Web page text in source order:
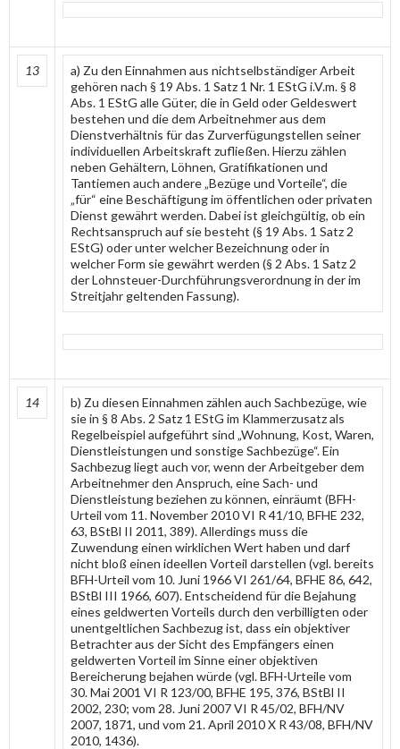
13
a) Zu den Einnahmen aus nichtselbständiger Arbeit
gehören nach § 19 Abs. 1 Satz 1 Nr. 1 EStG i.V.m. § 8
Abs. 1 EStG alle Güter, die in Geld oder Geldeswert
bestehen und die dem Arbeitnehmer aus dem
Dienstverhältnis für das Zurverfügungstellen seiner
individuellen Arbeitskraft zufließen. Hierzu zählen
neben Gehältern, Löhnen, Gratifikationen und
Tantiemen auch andere „Bezüge und Vorteile“, die
„für“ eine Beschäftigung im öffentlichen oder privaten
Dienst gewährt werden. Dabei ist gleichgültig, ob ein
Rechtsanspruch auf sie besteht (§ 19 Abs. 1 Satz 2
EStG) oder unter welcher Bezeichnung oder in
welcher Form sie gewährt werden (§ 2 Abs. 1 Satz 2
der Lohnsteuer-Durchführungsverordnung in der im
Streitjahr geltenden Fassung).
14
b) Zu diesen Einnahmen zählen auch Sachbezüge, wie
sie in § 8 Abs. 2 Satz 1 EStG im Klammerzusatz als
Regelbeispiel aufgeführt sind „Wohnung, Kost, Waren,
Dienstleistungen und sonstige Sachbezüge“. Ein
Sachbezug liegt auch vor, wenn der Arbeitgeber dem
Arbeitnehmer den Anspruch, eine Sach- und
Dienstleistung beziehen zu können, einräumt (BFH-
Urteil vom 11. November 2010 VI R 41/10, BFHE 232,
63, BStBl II 2011, 389). Allerdings muss die
Zuwendung einen wirklichen Wert haben und darf
nicht bloß einen ideellen Vorteil darstellen (vgl. bereits
BFH-Urteil vom 10. Juni 1966 VI 261/64, BFHE 86, 642,
BStBl III 1966, 607). Entscheidend für die Bejahung
eines geldwerten Vorteils durch den verbilligten oder
unentgeltlichen Sachbezug ist, dass ein objektiver
Betrachter aus der Sicht des Empfängers einen
geldwerten Vorteil im Sinne einer objektiven
Bereicherung bejahen würde (vgl. BFH-Urteile vom
30. Mai 2001 VI R 123/00, BFHE 195, 376, BStBl II
2002, 230; vom 28. Juni 2007 VI R 45/02, BFH/NV
2007, 1871, und vom 21. April 2010 X R 43/08, BFH/NV
2010, 1436).